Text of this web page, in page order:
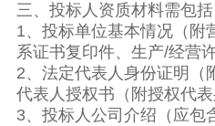
三、投标人资质材料需包括
1、投标单位基本情况（附
系证书复印件、生产/经营
2、法定代表人身份证明（
代表人授权书（附授权代表
3、投标人公司介绍（应包